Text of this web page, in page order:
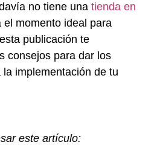
no tiene una tienda en
el momento ideal para
publicación te
consejos para dar los
implementación de tu
este artículo: